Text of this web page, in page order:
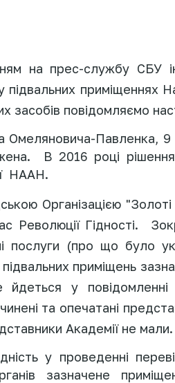
на прес-службу СБУ
приміщеннях
засобів повідомляємо
Омеляновича-Павленка,
В 2016 році
НААН.
Організацією
Революції Гідності.
(про що було
приміщень
йдеться у
та опечатані
Академії не мали.
у проведенні
зазначене